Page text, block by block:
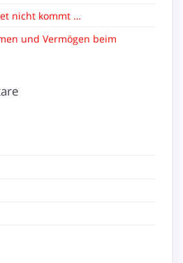
nicht kommt …
und Vermögen beim